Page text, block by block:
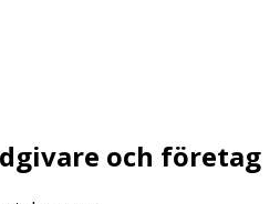
och företag